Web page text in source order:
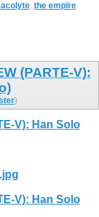
, the empire
(PARTE-V):
)
V): Han Solo
V): Han Solo